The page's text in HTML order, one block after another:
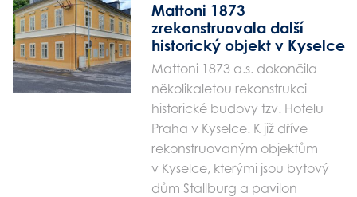
Mattoni 1873
zrekonstruovala další
historický objekt v Kyselce
Mattoni 1873 a.s. dokončila
několikaletou rekonstrukci
historické budovy tzv. Hotelu
Praha v Kyselce. K již dříve
rekonstruovaným objektům
v Kyselce, kterými jsou bytový
dům Stallburg a pavilon